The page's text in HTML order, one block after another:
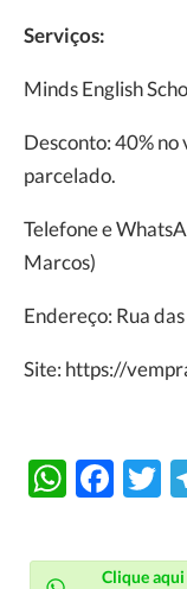
Serviços:
Minds English
Desconto: 40% no
parcelado.
Telefone e
Marcos)
Endereço: Rua
Site: https://
Clique aqui